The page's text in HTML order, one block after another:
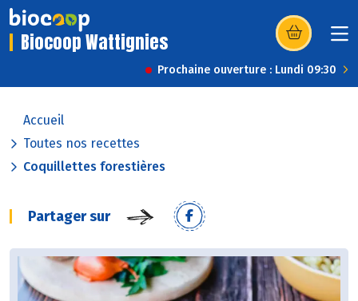
Biocoop Wattignies (s’ouvre dans
Prochaine ouverture : Lundi 09:30
Accueil
Toutes nos recettes
Coquillettes forestières
Partager sur